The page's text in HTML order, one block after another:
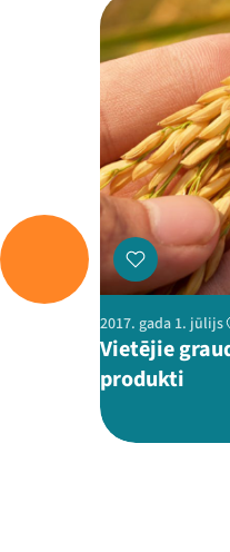
2017. gada 1. jūlijs
Vietējie
produkti